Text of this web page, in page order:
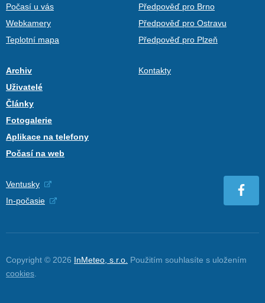
Počasí u vás
Webkamery
Teplotní mapa
Předpověď pro Brno
Předpověď pro Ostravu
Předpověď pro Plzeň
Archiv
Uživatelé
Články
Fotogalerie
Aplikace na telefony
Počasí na web
Kontakty
Ventusky
In-počasie
Copyright © 2026 InMeteo, s.r.o. Použitím souhlasíte s uložením
cookies